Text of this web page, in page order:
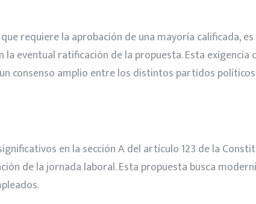
requiere la aprobación de una mayoría calificada,
eventual ratificación de la propuesta. Esta exigencia
consenso amplio entre los distintos partidos
en la sección A del artículo 123 de la
de la jornada laboral. Esta propuesta busca